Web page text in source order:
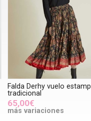
Falda Derhy vuelo
tradicional
65,00€
más variaciones